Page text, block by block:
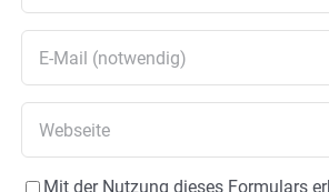
Mit der Nutzung dieses Formulars